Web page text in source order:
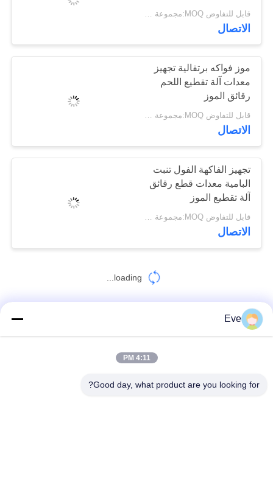
البرتقالي
الاتصال
موز فواكه برتقالية تجهيز
معدات آلة تقطيع اللحم
رقائق الموز
قابل للتفاوض MOQ:مجموعة واحدة
الاتصال
تجهيز الفاكهة الفول تنبت
البامية معدات قطع رقائق
آلة تقطيع الموز
قابل للتفاوض MOQ:مجموعة واحدة
الاتصال
loading...
Eve
4:11 PM
Good day, what product are you looking for?